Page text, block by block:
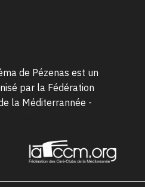
de Pézenas est un
par la Fédération
la Méditerrannée -